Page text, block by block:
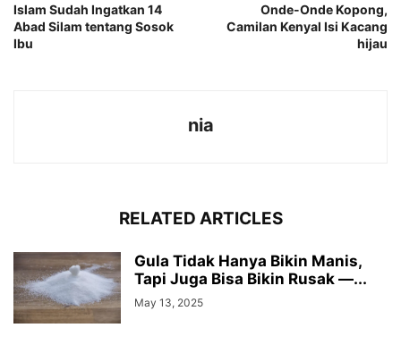
Islam Sudah Ingatkan 14
Abad Silam tentang Sosok
Ibu
Onde-Onde Kopong,
Camilan Kenyal Isi Kacang
hijau
nia
RELATED ARTICLES
Gula Tidak Hanya Bikin Manis,
Tapi Juga Bisa Bikin Rusak —...
May 13, 2025